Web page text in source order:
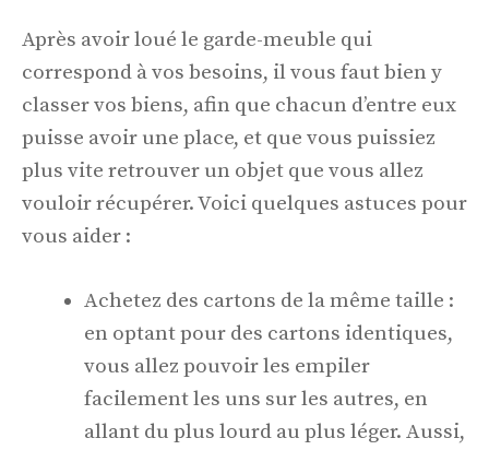
Après avoir loué le garde-meuble qui
correspond à vos besoins, il vous faut bien y
classer vos biens, afin que chacun d’entre eux
puisse avoir une place, et que vous puissiez
plus vite retrouver un objet que vous allez
vouloir récupérer. Voici quelques astuces pour
vous aider :
Achetez des cartons de la même taille :
en optant pour des cartons identiques,
vous allez pouvoir les empiler
facilement les uns sur les autres, en
allant du plus lourd au plus léger. Aussi,